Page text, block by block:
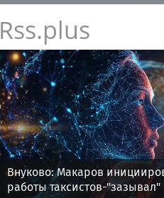
Rss.plus
Внуково: Макаров
работы таксистов-"зазывал"